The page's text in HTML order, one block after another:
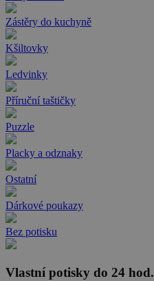
Zástěry do kuchyně
Kšiltovky
Ledvinky
Příruční taštičky
Puzzle
Placky a odznaky
Ostatní
Dárkové poukazy
Bez potisku
Vlastní potisky do 24 hod.